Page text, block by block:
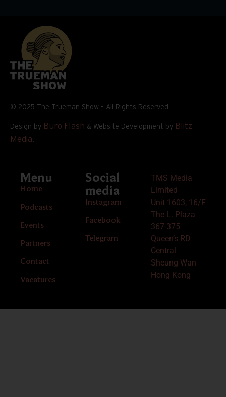
© 2025 The Trueman Show – All Rights Reserved
Design by Buro Flash & Website Development by Blitz
Media.
Menu
Home
Podcasts
Events
Partners
Contact
Vacatures
Social
media
Instagram
Facebook
Telegram
TMS Media
Limited
Unit 1603, 16/F
The L. Plaza
367-375
Queen’s RD
Central
Sheung Wan
Hong Kong